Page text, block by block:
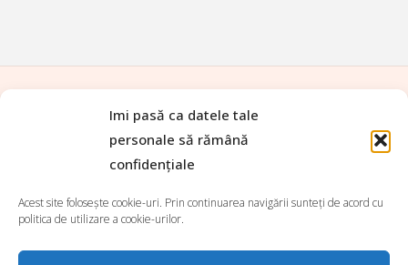
Imi pasă ca datele tale
personale să rămână
confidențiale
Acest site folosește cookie-uri. Prin continuarea navigării sunteți de acord cu
politica de utilizare a cookie-urilor.
ACASĂ | TOATE REȚETELE
PREPARATE DE BAZĂ
| APERITIVE
FEL PRINCIPAL
| SALATE
Search for: